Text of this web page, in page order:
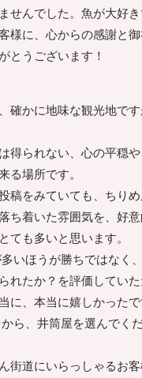
せんでした。魚が大好
様に、心からの感謝と
とうございます！
確かに地味な観光地で
得られない、心の平穏
る場所です。
稿をみていても、ちり
ち着いた雰囲気を、好
ても多いと思います。
いほうが勝ちではなく
れたか？を評価していた
に、本当に嬉しかったで
ら、井筒屋を選んでく
街道にいらっしゃるお客